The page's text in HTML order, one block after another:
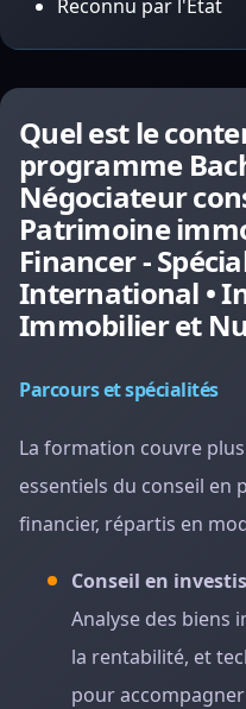
Reconnu par l'État
Quel est le
programme
Négociateur
Patrimoine
Financer -
International •
Immobilier et
Parcours et spécialités
La formation couvre
essentiels du conseil
financier, répartis en
Conseil en
Analyse des biens
la rentabilité, et
pour